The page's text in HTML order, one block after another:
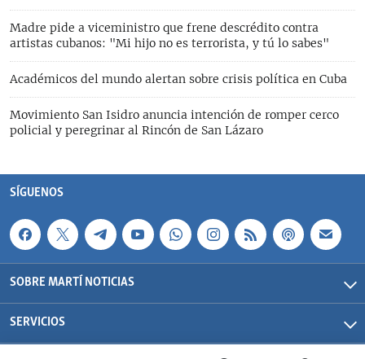
Madre pide a viceministro que frene descrédito contra
artistas cubanos: "Mi hijo no es terrorista, y tú lo sabes"
Académicos del mundo alertan sobre crisis política en Cuba
Movimiento San Isidro anuncia intención de romper cerco
policial y peregrinar al Rincón de San Lázaro
SÍGUENOS
SOBRE MARTÍ NOTICIAS
SERVICIOS